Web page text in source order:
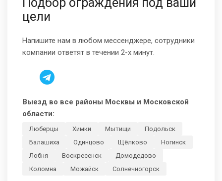
цели
Напишите нам в любом мессенджере, сотрудники
компании ответят в течении 2-х минут.
Выезд во все районы Москвы и Московской
области:
Люберцы Химки Мытищи
Подольск
Балашиха
Одинцово Щёлково
Ногинск
Лобня
Воскресенск
Домодедово
Коломна
Можайск Солнечногорск